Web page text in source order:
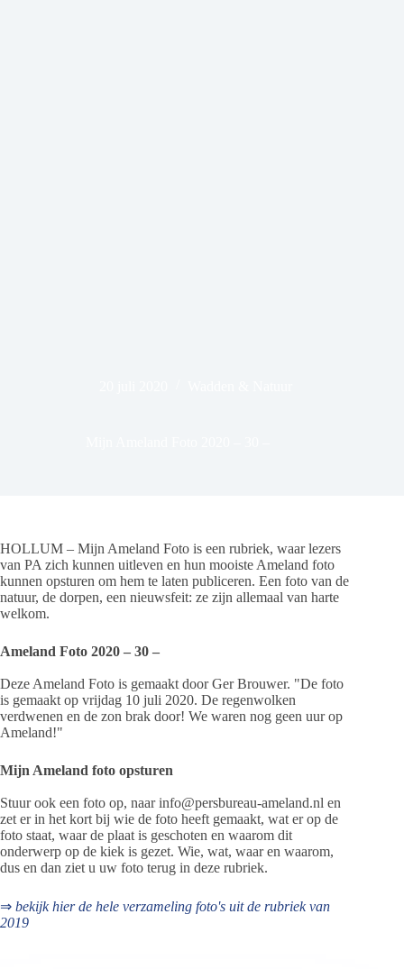
HOLLUM – Mijn Ameland Foto is een rubriek, waar lezers
van PA zich kunnen uitleven en hun mooiste Ameland foto
kunnen opsturen om hem te laten publiceren. Een foto van de
natuur, de dorpen, een nieuwsfeit: ze zijn allemaal van harte
welkom.
Ameland Foto 2020 – 30 –
Deze Ameland Foto is gemaakt door Ger Brouwer. "De foto
is gemaakt op vrijdag 10 juli 2020. De regenwolken
verdwenen en de zon brak door! We waren nog geen uur op
Ameland!"
Mijn Ameland foto opsturen
Stuur ook een foto op, naar info@persbureau-ameland.nl en
zet er in het kort bij wie de foto heeft gemaakt, wat er op de
foto staat, waar de plaat is geschoten en waarom dit
onderwerp op de kiek is gezet. Wie, wat, waar en waarom,
dus en dan ziet u uw foto terug in deze rubriek.
⇒ bekijk hier de hele verzameling foto's uit de rubriek van
2019